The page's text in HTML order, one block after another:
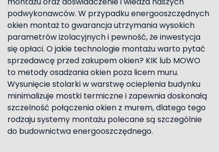
podwykonawców. W przypadku energooszczędnych
okien montaż to gwarancja utrzymania wysokich
parametrów izolacyjnych i pewność, że inwestycja
się opłaci. O jakie technologie montażu warto pytać
sprzedawcę przed zakupem okien? KIK lub MOWO
to metody osadzania okien poza licem muru.
Wysunięcie stolarki w warstwę ocieplenia budynku
minimalizuje mostki termiczne i zapewnia doskonałą
szczelność połączenia okien z murem, dlatego tego
rodzaju systemy montażu polecane są szczególnie
do budownictwa energooszczędnego.